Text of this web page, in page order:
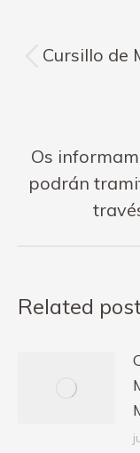
entre
Cursillo de
Os
podrán
Related